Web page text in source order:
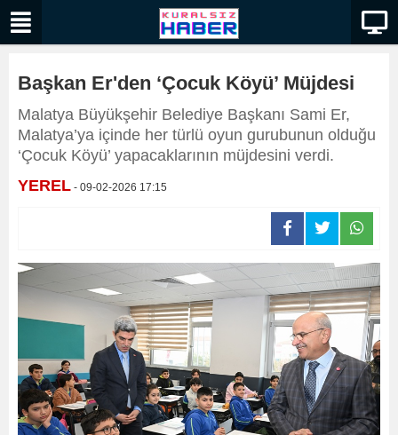
Başkan Er'den ‘Çocuk Köyü’ Müjdesi
Malatya Büyükşehir Belediye Başkanı Sami Er,
Malatya’ya içinde her türlü oyun gurubunun olduğu
‘Çocuk Köyü’ yapacaklarının müjdesini verdi.
YEREL - 09-02-2026 17:15